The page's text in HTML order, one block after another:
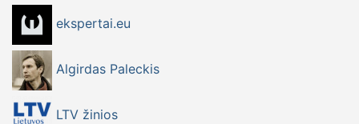
ekspertai.eu
Algirdas Paleckis
LTV žinios